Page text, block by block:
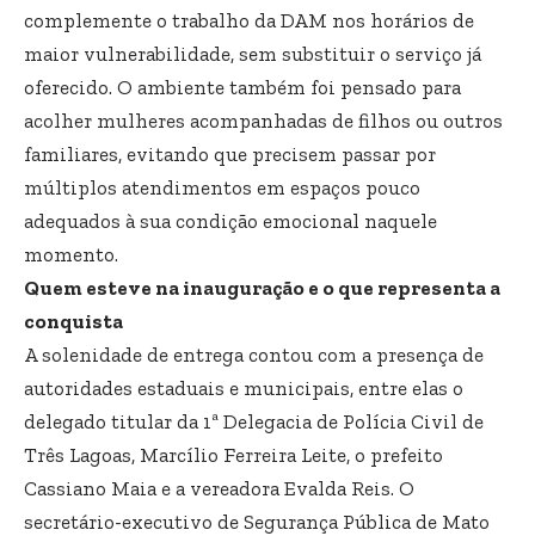
complemente o trabalho da DAM nos horários de
maior vulnerabilidade, sem substituir o serviço já
oferecido. O ambiente também foi pensado para
acolher mulheres acompanhadas de filhos ou outros
familiares, evitando que precisem passar por
múltiplos atendimentos em espaços pouco
adequados à sua condição emocional naquele
momento.
Quem esteve na inauguração e o que representa a
conquista
A solenidade de entrega contou com a presença de
autoridades estaduais e municipais, entre elas o
delegado titular da 1ª Delegacia de Polícia Civil de
Três Lagoas, Marcílio Ferreira Leite, o prefeito
Cassiano Maia e a vereadora Evalda Reis. O
secretário-executivo de Segurança Pública de Mato